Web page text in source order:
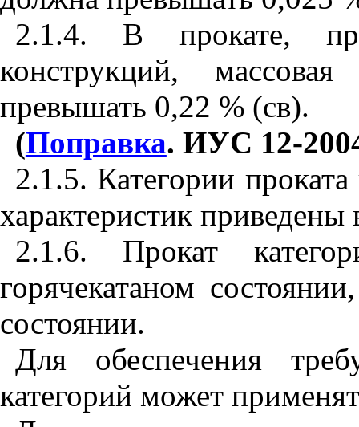
2.1.4. В прокате,
конструкций,
превышать 0,22 % (св).
(Поправка. ИУС 12-
2.1.5. Категории
характеристик приведены
2.1.6. Прокат
горячекатаном
состоянии.
Для обеспечения
категорий может